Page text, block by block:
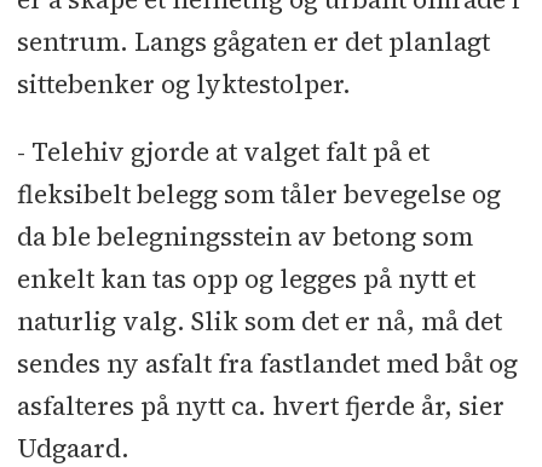
sentrum. Langs gågaten er det planlagt
sittebenker og lyktestolper.
- Telehiv gjorde at valget falt på et
fleksibelt belegg som tåler bevegelse og
da ble belegningsstein av betong som
enkelt kan tas opp og legges på nytt et
naturlig valg. Slik som det er nå, må det
sendes ny asfalt fra fastlandet med båt og
asfalteres på nytt ca. hvert fjerde år, sier
Udgaard.